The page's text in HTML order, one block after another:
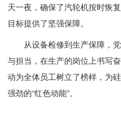
天一夜，确保了汽轮机按时恢
目标提供了坚强保障。
从设备检修到生产保障，
与担当，在生产的岗位上书写
动为全体员工树立了榜样，为
强劲的“红色动能”。